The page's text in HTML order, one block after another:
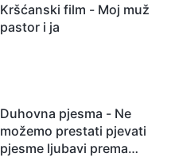
Kršćanski film - Moj muž
pastor i ja
Duhovna pjesma - Ne
možemo prestati pjevati
pjesme ljubavi prema